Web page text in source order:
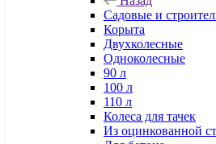
Садовые и
Корыта
Двухколесные
Одноколесные
90 л
100 л
110 л
Колеса для тачек
Из оцинкованной